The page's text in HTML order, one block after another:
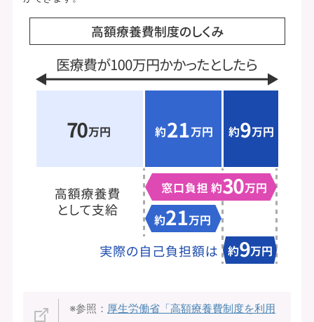
※参照： 厚生労働省「高額療養費制度を利用